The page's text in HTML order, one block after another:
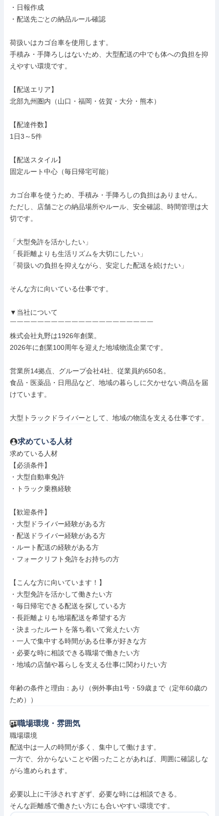
・日報作成
・配送先ごとの納品ルール確認
荷扱いはカゴ台車を使用します。
手積み・手降ろしはないため、大型配送の中でも体への負担を抑
えやすい環境です。
【配送エリア】
北部九州圏内（山口・福岡・佐賀・大分・熊本）
【配達件数】
1日3～5件
【配送スタイル】
固定ルート中心（毎日帰宅可能）
カゴ台車を使うため、手積み・手降ろしの負担はありません。
ただし、店舗ごとの納品場所やルール、安全確認、時間管理は大
切です。
「大型免許を活かしたい」
「長距離よりも生活リズムを大切にしたい」
「荷扱いの負担を抑えながら、安定した配送を続けたい」
そんな方に向いている仕事です。
▼当社について
￣￣￣￣￣￣￣￣￣￣￣￣￣￣￣￣￣￣￣￣￣
株式会社丸野は1926年創業。
2026年に創業100周年を迎えた地域物流企業です。
営業所14拠点、グループ会社4社、従業員約650名。
食品・医薬品・日用品など、地域の暮らしに欠かせない商品を届
けています。
大型トラックドライバーとして、地域の物流を支える仕事です。
求めている人材
求めている人材
【必須条件】
・大型自動車免許
・トラック乗務経験
【歓迎条件】
・大型ドライバー経験がある方
・配送ドライバー経験がある方
・ルート配送の経験がある方
・フォークリフト免許をお持ちの方
【こんな方に向いています！】
・大型免許を活かして働きたい方
・毎日帰宅できる配送を探している方
・長距離よりも地場配送を希望する方
・決まったルートを落ち着いて覚えたい方
・一人で集中する時間がある仕事が好きな方
・必要な時に相談できる職場で働きたい方
・地域の店舗や暮らしを支える仕事に関わりたい方
年齢の条件と理由：あり（例外事由1号・59歳まで（定年60歳の
ため））
職場環境・雰囲気
職場環境
配送中は一人の時間が多く、集中して働けます。
一方で、分からないことや困ったことがあれば、周囲に確認しな
がら進められます。
必要以上に干渉されすぎず、必要な時には相談できる。
そんな距離感で働きたい方にも合いやすい環境です。